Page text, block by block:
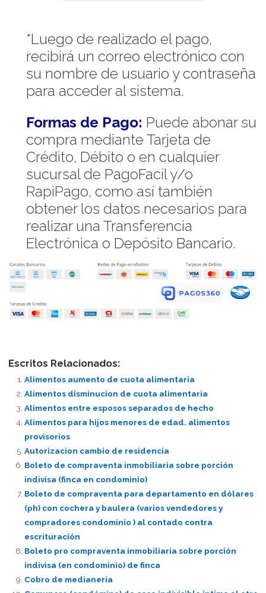
*Luego de realizado el pago,
recibirá un correo electrónico con
su nombre de usuario y contraseña
para acceder al sistema.
Formas de Pago: Puede abonar su
compra mediante Tarjeta de
Crédito, Débito o en cualquier
sucursal de PagoFacil y/o
RapiPago, como así también
obtener los datos necesarios para
realizar una Transferencia
Electrónica o Depósito Bancario.
Escritos Relacionados:
Alimentos aumento de cuota alimentaria
Alimentos disminucion de cuota alimentaria
Alimentos entre esposos separados de hecho
Alimentos para hijos menores de edad. alimentos
provisorios
Autorizacion cambio de residencia
Boleto de compraventa inmobiliaria sobre porción
indivisa (finca en condominio)
Boleto de compraventa para departamento en dólares
(ph) con cochera y baulera (varios vendedores y
compradores condominio ) al contado contra
escrituración
Boleto pro compraventa inmobiliaria sobre porción
indivisa (en condominio) de finca
Cobro de medianeria